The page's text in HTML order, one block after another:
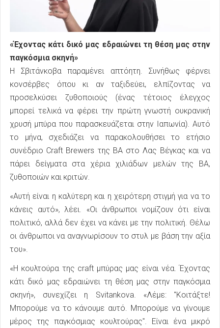
«Έχοντας κάτι δικό μας εδραιώνει τη θέση μας στην
παγκόσμια σκηνή»
Η Σβιτάνκοβα παραμένει απτόητη. Συνήθως φέρνει
κονσέρβες όπου κι αν ταξιδεύει, ελπίζοντας να
προσελκύσει ζυθοποιούς (ένας τέτοιος έλεγχος
μπορεί τελικά να φέρει την πρώτη γνωστή ουκρανική
χρυσή μπύρα που παρασκευάζεται στην Ιαπωνία). Αυτό
το μήνα, σχεδιάζει να παρακολουθήσει το ετήσιο
συνέδριο Craft Brewers της BA στο Λας Βέγκας και να
πάρει δείγματα στα χέρια χιλιάδων μελών της BA,
ζυθοποιών και κριτών.
«Αυτή είναι η καλύτερη και η χειρότερη στιγμή για να το
κάνεις αυτό», λέει. «Οι άνθρωποι νομίζουν ότι είναι
πολιτικό, αλλά δεν έχει να κάνει με την πολιτική. Θέλω
οι άνθρωποι να αναγνωρίσουν το στυλ με βάση την αξία
του».
«Η κουλτούρα της craft μπύρας μας είναι νέα. Έχοντας
κάτι δικό μας εδραιώνει τη θέση μας στην παγκόσμια
σκηνή», συνεχίζει η Svitankova. «Λέμε: "Κοιτάξτε!
Μπορούμε να το κάνουμε αυτό. Μπορούμε να γίνουμε
μέρος της παγκόσμιας κουλτούρας". Είναι ένα μικρό